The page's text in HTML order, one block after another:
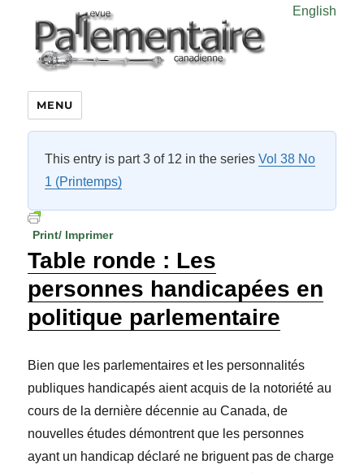
English
MENU
This entry is part 3 of 12 in the seriesVol 38 No
1 (Printemps)
Print/ Imprimer
Table ronde : Les
personnes handicapées en
politique parlementaire
Bien que les parlementaires et les personnalités
publiques handicapés aient acquis de la notoriété au
cours de la dernière décennie au Canada, de
nouvelles études démontrent que les personnes
ayant un handicap déclaré ne briguent pas de charge